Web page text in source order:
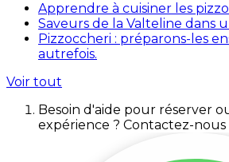
Apprendre à cuisiner les
Saveurs de la Valteline dans
Pizzoccheri : préparons-les
autrefois.
Voir tout
Besoin d'aide pour réserver
expérience ? Contactez-nous